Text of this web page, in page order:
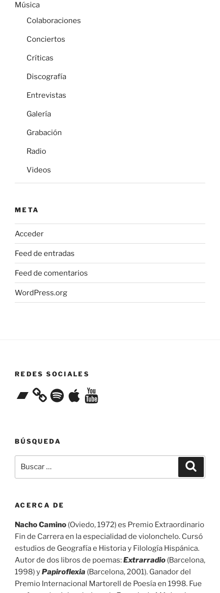
Música
Colaboraciones
Conciertos
Críticas
Discografía
Entrevistas
Galería
Grabación
Radio
Videos
META
Acceder
Feed de entradas
Feed de comentarios
WordPress.org
REDES SOCIALES
BandcampSpotifyApple YouTube
BÚSQUEDA
por:
ACERCA DE
Nacho Camino (Oviedo, 1972) es Premio Extraordinario
Fin de Carrera en la especialidad de violonchelo. Cursó
estudios de Geografía e Historia y Filología Hispánica.
Autor de dos libros de poemas:Extrarradio (Barcelona,
1998) yPapiroflexia (Barcelona, 2001). Ganador del
Premio Internacional Martorell de Poesía en 1998. Fue